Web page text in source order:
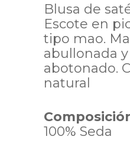
Blusa de
Escote en
tipo mao.
abullonada
abotonado.
natural
100% Seda